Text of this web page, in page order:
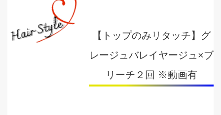
【トップのみリタッチ】グ
レージュバレイヤージュ×ブ
リーチ２回 ※動画有